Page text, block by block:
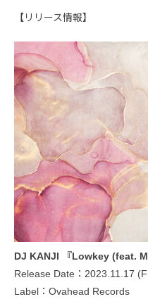
【リリース情報】
DJ KANJI 『Lowkey (feat.
Release Date：2023.11.17
Label：Ovahead Records